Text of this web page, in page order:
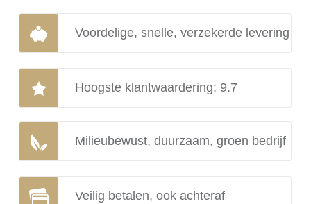
Voordelige, snelle, verzekerde levering
Hoogste klantwaardering: 9.7
Milieubewust, duurzaam, groen bedrijf
Veilig betalen, ook achteraf